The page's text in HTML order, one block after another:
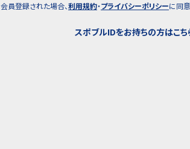
会員登録された場合、利用規約・プライバシーポリシーに同
スポブルIDをお持ちの方はこち